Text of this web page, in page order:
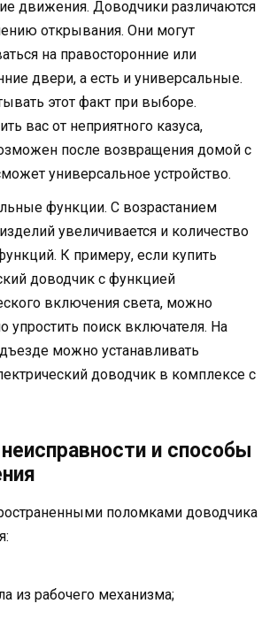
движения. Доводчики различаются
открывания. Они могут
на правосторонние или
двери, а есть и универсальные.
этот факт при выборе.
вас от неприятного казуса,
после возвращения домой с
универсальное устройство.
функции. С возрастанием
увеличивается и количество
К примеру, если купить
доводчик с функцией
включения света, можно
упростить поиск включателя. На
можно устанавливать
доводчик в комплексе с
и способы
поломками доводчика
из рабочего механизма;